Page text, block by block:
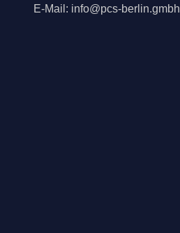
E-Mail: info@pcs-berlin.gmbh